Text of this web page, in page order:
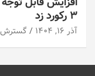
۳ رکورد زد
آذر ۱۶, ۱۴۰۴ گسترش